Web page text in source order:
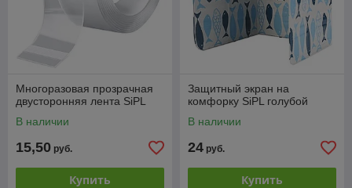
Многоразовая прозрачная
двусторонняя лента SiPL
В наличии
15,50 руб.
Купить
Защитный экран на
комфорку SiPL голубой
В наличии
24 руб.
Купить